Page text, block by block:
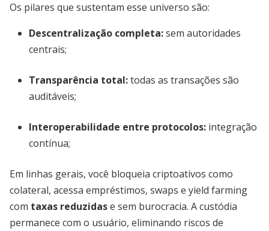
Os pilares que sustentam esse universo são:
Descentralização completa:sem autoridades
centrais;
Transparência total:todas as transações são
auditáveis;
Interoperabilidade entre protocolos: integração
contínua;
Em linhas gerais, você bloqueia criptoativos como
colateral, acessa empréstimos, swaps e yield farming
com taxas reduzidase sem burocracia. A custódia
permanece com o usuário, eliminando riscos de